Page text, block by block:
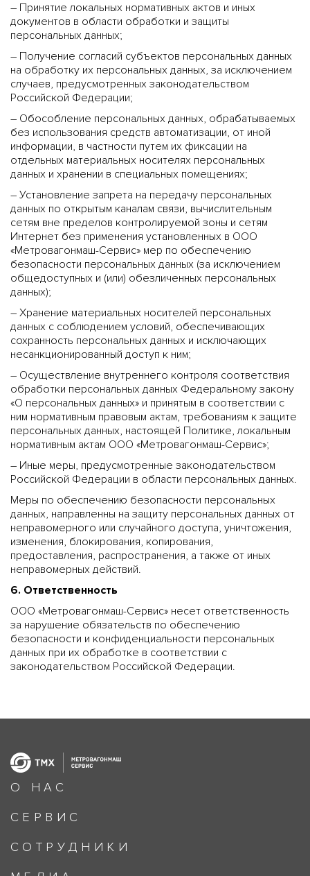
– Принятие локальных нормативных актов и иных
документов в области обработки и защиты
персональных данных;
– Получение согласий субъектов персональных данных
на обработку их персональных данных, за исключением
случаев, предусмотренных законодательством
Российской Федерации;
– Обособление персональных данных, обрабатываемых
без использования средств автоматизации, от иной
информации, в частности путем их фиксации на
отдельных материальных носителях персональных
данных и хранении в специальных помещениях;
– Установление запрета на передачу персональных
данных по открытым каналам связи, вычислительным
сетям вне пределов контролируемой зоны и сетям
Интернет без применения установленных в ООО
«Метровагонмаш-Сервис» мер по обеспечению
безопасности персональных данных (за исключением
общедоступных и (или) обезличенных персональных
данных);
– Хранение материальных носителей персональных
данных с соблюдением условий, обеспечивающих
сохранность персональных данных и исключающих
несанкционированный доступ к ним;
– Осуществление внутреннего контроля соответствия
обработки персональных данных Федеральному закону
«О персональных данных» и принятым в соответствии с
ним нормативным правовым актам, требованиям к защите
персональных данных, настоящей Политике, локальным
нормативным актам ООО «Метровагонмаш-Сервис»;
– Иные меры, предусмотренные законодательством
Российской Федерации в области персональных данных.
Меры по обеспечению безопасности персональных
данных, направленны на защиту персональных данных от
неправомерного или случайного доступа, уничтожения,
изменения, блокирования, копирования,
предоставления, распространения, а также от иных
неправомерных действий.
6. Ответственность
ООО «Метровагонмаш-Сервис» несет ответственность
за нарушение обязательств по обеспечению
безопасности и конфиденциальности персональных
данных при их обработке в соответствии с
законодательством Российской Федерации.
О НАС
СЕРВИС
СОТРУДНИКИ